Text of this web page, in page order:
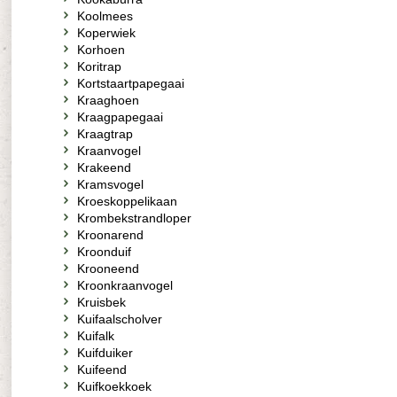
Koolmees
Koperwiek
Korhoen
Koritrap
Kortstaartpapegaai
Kraaghoen
Kraagpapegaai
Kraagtrap
Kraanvogel
Krakeend
Kramsvogel
Kroeskoppelikaan
Krombekstrandloper
Kroonarend
Kroonduif
Krooneend
Kroonkraanvogel
Kruisbek
Kuifaalscholver
Kuifalk
Kuifduiker
Kuifeend
Kuifkoekkoek